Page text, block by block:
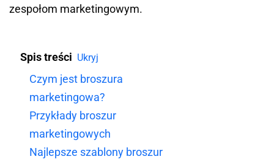
zespołom marketingowym.
Spis treści Ukryj
Czym jest broszura
marketingowa?
Przykłady broszur
marketingowych
Najlepsze szablony broszur